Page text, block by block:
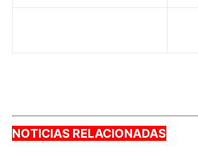
NOTICIAS RELACIONADAS